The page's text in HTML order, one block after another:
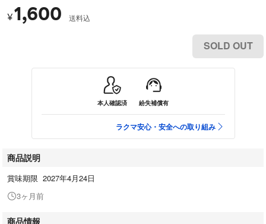
¥1,600 送料込
SOLD OUT
本人確認済 紛失補償有
ラクマ安心・安全への取り組み
商品説明
賞味期限 2027年4月24日
3ヶ月前
商品情報